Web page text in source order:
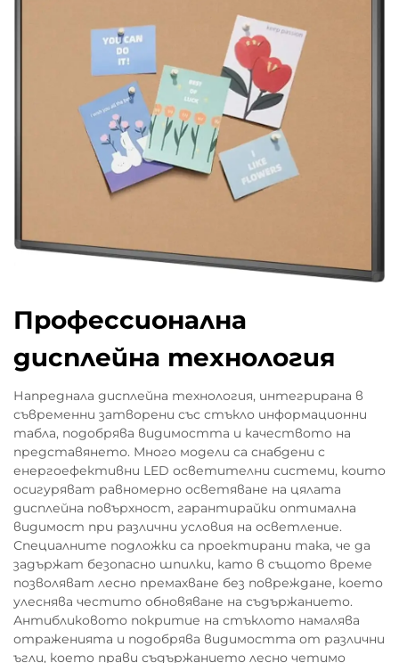
Профессионална
дисплейна технология
Напреднала дисплейна технология, интегрирана в
съвременни затворени със стъкло информационни
табла, подобрява видимостта и качеството на
представянето. Много модели са снабдени с
енергоефективни LED осветителни системи, които
осигуряват равномерно осветяване на цялата
дисплейна повърхност, гарантирайки оптимална
видимост при различни условия на осветление.
Специалните подложки са проектирани така, че да
задържат безопасно шпилки, като в същото време
позволяват лесно премахване без повреждане, което
улеснява честито обновяване на съдържанието.
Антибликовото покритие на стъклото намалява
отраженията и подобрява видимостта от различни
ъгли, което прави съдържанието лесно четимо